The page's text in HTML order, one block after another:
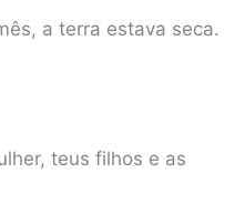
a terra estava seca.
teus filhos e as